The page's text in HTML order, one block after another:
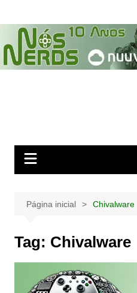
para
conteúdo
Página inicial Chivalware
Tag: Chivalware